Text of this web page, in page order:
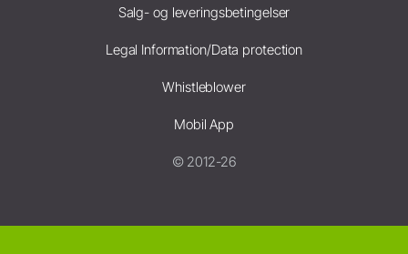
Salg- og leveringsbetingelser
Legal Information/Data protection
Whistleblower
Mobil App
© 2012-26